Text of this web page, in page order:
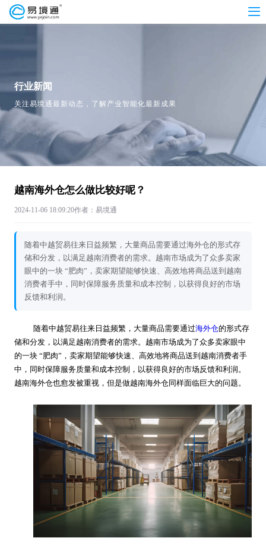
行业新闻
关注易境通最新动态，了解产业智能化最新成果
越南海外仓怎么做比较好呢？
2024-11-06 18:09:20作者：易境通
随着中越贸易往来日益频繁，大量商品需要通过海外仓的形式存
储和分发，以满足越南消费者的需求。越南市场成为了众多卖家
眼中的一块 “肥肉”，卖家期望能够快速、高效地将商品送到越南
消费者手中，同时保障服务质量和成本控制，以获得良好的市场
反馈和利润。
随着中越贸易往来日益频繁，大量商品需要通过海外仓的形式存
储和分发，以满足越南消费者的需求。越南市场成为了众多卖家眼中
的一块 “肥肉”，卖家期望能够快速、高效地将商品送到越南消费者手
中，同时保障服务质量和成本控制，以获得良好的市场反馈和利润。
越南海外仓也愈发被重视，但是做越南海外仓同样面临巨大的问题。